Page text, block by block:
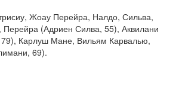
Жоау Перейра, Налдо, Сильва,
(Адриен Силва, 55), Аквилани
Карлуш Мане, Вильям Карвалью,
69).